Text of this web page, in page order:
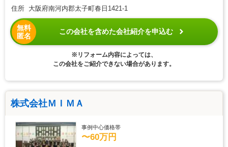
住所 大阪府南河内郡太子町春日1421-1
無料
匿名
この会社を含めた会社紹介を申込む
※リフォーム内容によっては、
この会社をご紹介できない場合があります。
株式会社ＭＩＭＡ
事例中心価格帯
〜60万円